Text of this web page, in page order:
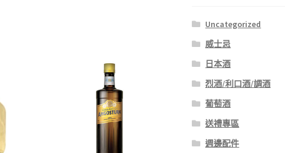
Uncategorized
威士忌
日本酒
烈酒/利口酒/調酒
葡萄酒
送禮專區
週邊配件